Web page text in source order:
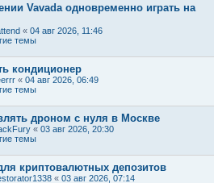
Vavada одновременно играть на
« 04 авг 2026, 11:46
темы
кондиционер
« 04 авг 2026, 06:49
темы
дроном с нуля в Москве
« 03 авг 2026, 20:30
темы
криптовалютных депозитов
« 03 авг 2026, 07:14